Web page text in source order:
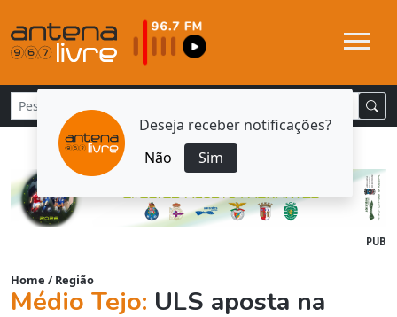
Deseja receber notificações?
Não
Sim
PUB
Home / Região
Médio Tejo: ULS aposta na